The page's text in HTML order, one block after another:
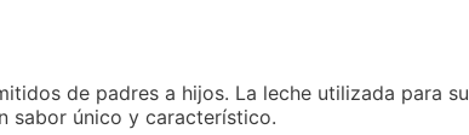
de padres a hijos. La leche utilizada para su
sabor único y característico.